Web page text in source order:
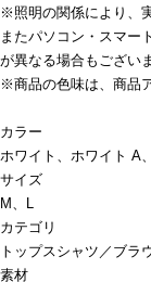
※照明の関係により、
またパソコン・スマー
が異なる場合もござい
※商品の色味は、商品
カラー
ホワイト、ホワイト A
サイズ
M、L
カテゴリ
トップスシャツ／ブラ
素材